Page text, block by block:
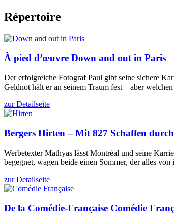
Répertoire
À pied d’œuvre Down and out in Paris
Der erfolgreiche Fotograf Paul gibt seine sichere
Geldnot hält er an seinem Traum fest – aber
zur Detailseite
Bergers Hirten – Mit 827 Schaffen
Werbetexter Mathyas lässt Montréal und seine
begegnet, wagen beide einen Sommer, der alles von
zur Detailseite
De la Comédie-Française Comédie